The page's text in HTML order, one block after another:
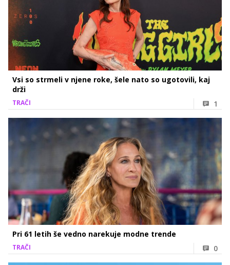
Vsi so strmeli v njene roke, šele nato so ugotovili, kaj
drži
TRAČI 1
Pri 61 letih še vedno narekuje modne trende
TRAČI 0